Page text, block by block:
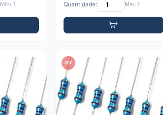
Mín: 1 Quantidade: Mín: 1
PDF